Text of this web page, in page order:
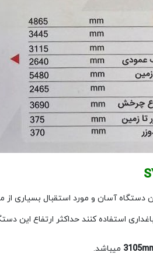
دستگاه آسان و مورد استقبال بسیاری
استفاده کنند حداکثر ارتفاع این
میباشد.